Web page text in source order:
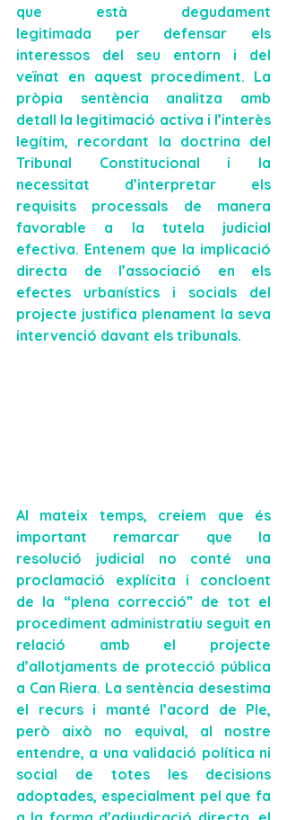
que està degudament
legitimada per defensar els
interessos del seu entorn i del
veïnat en aquest procediment. La
pròpia sentència analitza amb
detall la legitimació activa i l’interès
legítim, recordant la doctrina del
Tribunal Constitucional i la
necessitat d’interpretar els
requisits processals de manera
favorable a la tutela judicial
efectiva. Entenem que la implicació
directa de l’associació en els
efectes urbanístics i socials del
projecte justifica plenament la seva
intervenció davant els tribunals.
Al mateix temps, creiem que és
important remarcar que la
resolució judicial no conté una
proclamació explícita i concloent
de la “plena correcció”
procediment administratiu seguit en
relació amb el projecte
d’allotjaments de protecció pública
a Can Riera. La sentència desestima
el recurs i manté l’acord de Ple,
però això no equival, al nostre
entendre, a una validació política ni
social de totes les decisions
adoptades, especialment pel que fa